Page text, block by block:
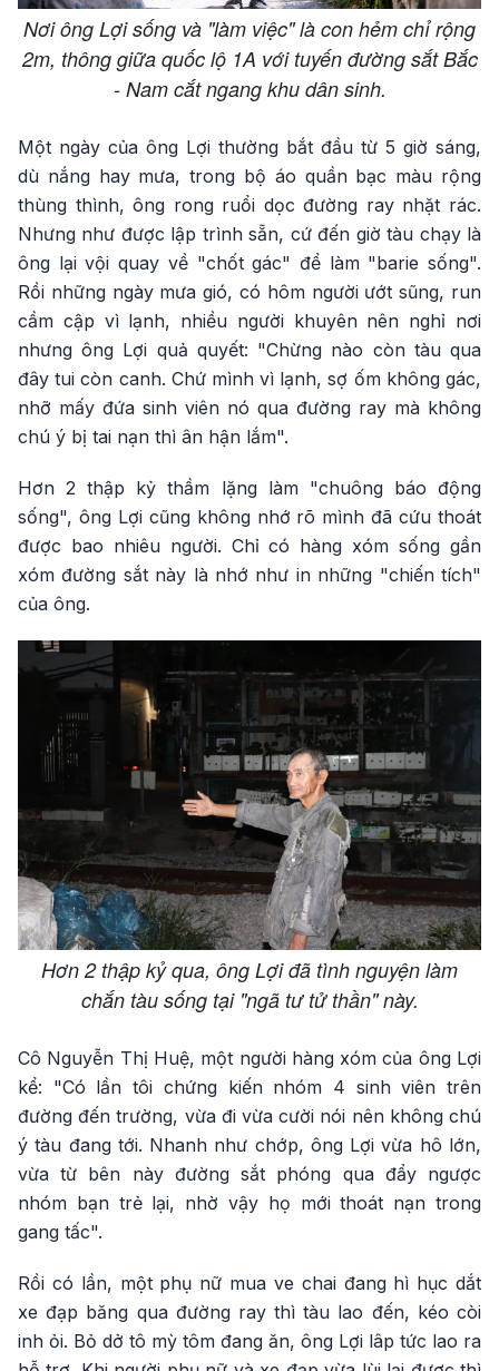
Nơi ông Lợi sống và "làm việc" là con hẻm chỉ rộng
2m, thông giữa quốc lộ 1A với tuyến đường sắt Bắc
- Nam cắt ngang khu dân sinh.
Một ngày của ông Lợi thường bắt đầu từ 5 giờ sáng,
dù nắng hay mưa, trong bộ áo quần bạc màu rộng
thùng thình, ông rong ruổi dọc đường ray nhặt rác.
Nhưng như được lập trình sẵn, cứ đến giờ tàu chạy là
ông lại vội quay về "chốt gác" để làm "barie sống".
Rồi những ngày mưa gió, có hôm người ướt sũng, run
cầm cập vì lạnh, nhiều người khuyên nên nghỉ nơi
nhưng ông Lợi quả quyết: "Chừng nào còn tàu qua
đây tui còn canh. Chứ mình vì lạnh, sợ ốm không gác,
nhỡ mấy đứa sinh viên nó qua đường ray mà không
chú ý bị tai nạn thì ân hận lắm".
Hơn 2 thập kỷ thầm lặng làm "chuông báo động
sống", ông Lợi cũng không nhớ rõ mình đã cứu thoát
được bao nhiêu người. Chỉ có hàng xóm sống gần
xóm đường sắt này là nhớ như in những "chiến tích"
của ông.
Hơn 2 thập kỷ qua, ông Lợi đã tình nguyện làm
chắn tàu sống tại "ngã tư tử thần" này.
Cô Nguyễn Thị Huệ, một người hàng xóm của ông Lợi
kể: "Có lần tôi chứng kiến nhóm 4 sinh viên trên
đường đến trường, vừa đi vừa cười nói nên không chú
ý tàu đang tới. Nhanh như chớp, ông Lợi vừa hô lớn,
vừa từ bên này đường sắt phóng qua đẩy ngược
nhóm bạn trẻ lại, nhờ vậy họ mới thoát nạn trong
gang tấc".
Rồi có lần, một phụ nữ mua ve chai đang hì hục dắt
xe đạp băng qua đường ray thì tàu lao đến, kéo còi
inh ỏi. Bỏ dở tô mỳ tôm đang ăn, ông Lợi lâp tức lao ra